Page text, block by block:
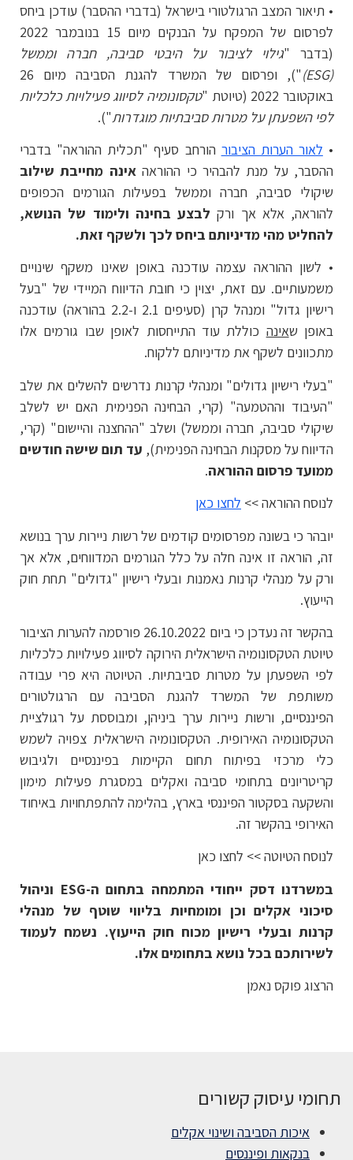
• תיאור המצב הרגולטורי בישראל (בדברי ההסבר) עודכן ביחס
לפרסום של המפקח על הבנקים מיום 15 בנובמבר 2022
(בדבר "גילוי לציבור על היבטי סביבה, חברה וממשל
(
ESG)
"), ופרסום של המשרד להגנת הסביבה מיום 26
באוקטובר 2022 (טיוטת "
טקסונומיה לסיווג פעילויות כלכליות
לפי השפעתן על מטרות סביבתיות מוגדרות").
• לאור הערות הציבור הורחב סעיף "תכלית ההוראה" בדברי
ההסבר, על מנת להבהיר כי ההוראהאינה מחייבת שילוב
שיקולי סביבה, חברה וממשל בפעילות הגורמים הכפופים
להוראה, אלא אך ורק לבצע בחינה ולימוד של הנושא,
להחליט מהי מדיניותם ביחס לכך ולשקף זאת.
• לשון ההוראה עצמה עודכנה באופן שאינו משקף שינויים
משמעותיים. עם זאת, יצוין כי חובת הדיווח המיידי של "בעל
רישיון גדול" ומנהל קרן (סעיפים 2.1 ו-2.2 בהוראה) עודכנה
באופן שאינה כוללת עוד התייחסות לאופן שבו גורמים אלו
מתכוונים לשקף את מדיניותם ללקוח.
"בעלי רישיון גדולים" ומנהלי קרנות נדרשים להשלים את שלב
"העיבוד וההטמעה" (קרי, הבחינה הפנימית האם יש לשלב
שיקולי סביבה, חברה וממשל) ושלב "ההחצנה והיישום" (קרי,
הדיווח על מסקנות הבחינה הפנימית), עד תום שישה חודשים
ממועד פרסום ההוראה.
לנוסח ההוראה >> לחצו כאן
יובהר כי בשונה מפרסומים קודמים של רשות ניירות ערך בנושא
זה, הוראה זו אינה חלה על כלל הגורמים המדווחים, אלא אך
ורק על מנהלי קרנות נאמנות ובעלי רישיון "גדולים" תחת חוק
הייעוץ.
בהקשר זה נעדכן כי ביום 26.10.2022 פורסמה להערות הציבור
טיוטת הטקסונומיה הישראלית הירוקה לסיווג פעילויות כלכליות
לפי השפעתן על מטרות סביבתיות. הטיוטה היא פרי עבודה
משותפת של המשרד להגנת הסביבה עם הרגולטורים
הפיננסיים, ורשות ניירות ערך ביניהן, ומבוססת על רגולציית
הטקסונומיה האירופית. הטקסונומיה הישראלית צפויה לשמש
כלי מרכזי בפיתוח תחום הקיימות בפיננסיים ולגיבוש
קריטריונים בתחומי סביבה ואקלים במסגרת פעילות מימון
והשקעה בסקטור הפיננסי בארץ, בהלימה להתפתחויות באיחוד
האירופי בהקשר זה.
לנוסח הטיוטה >> לחצו כאן
במשרדנו דסק ייחודי המתמחה בתחום ה-
ESG וניהול
סיכוני אקלים וכן ומומחיות בליווי שוטף של מנהלי
קרנות ובעלי רישיון מכוח חוק הייעוץ. נשמח לעמוד
לשירותכם בכל נושא בתחומים אלו.
הרצוג פוקס נאמן
תחומי עיסוק קשורים
איכות הסביבה ושינוי אקלים
בנקאות ופיננסים